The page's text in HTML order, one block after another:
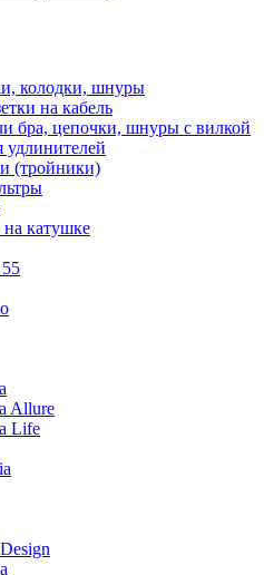
колодки, шнуры
на кабель
бра, цепочки, шнуры с вилкой
удлинителей
(тройники)
катушке
Allure
Life